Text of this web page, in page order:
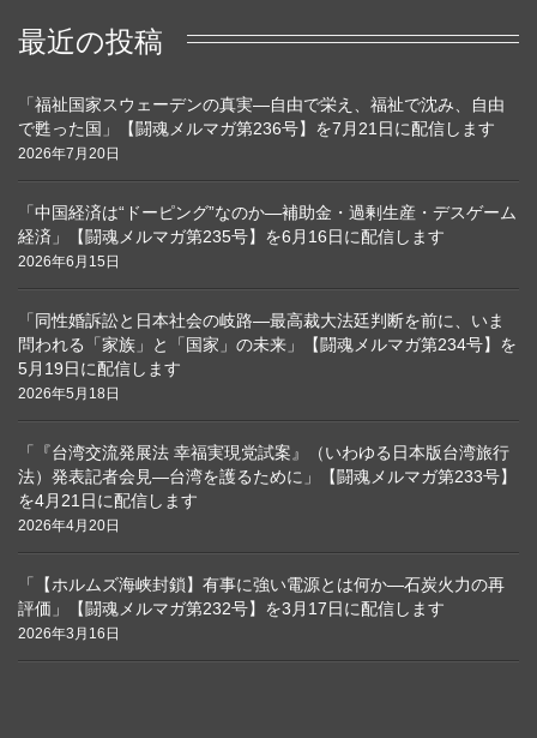
最近の投稿
「福祉国家スウェーデンの真実―自由で栄え、福祉で沈み、自由
で甦った国」【闘魂メルマガ第236号】を7月21日に配信します
2026年7月20日
「中国経済は“ドーピング”なのか―補助金・過剰生産・デスゲーム
経済」【闘魂メルマガ第235号】を6月16日に配信します
2026年6月15日
「同性婚訴訟と日本社会の岐路―最高裁大法廷判断を前に、いま
問われる「家族」と「国家」の未来」【闘魂メルマガ第234号】を
5月19日に配信します
2026年5月18日
「『台湾交流発展法 幸福実現党試案』（いわゆる日本版台湾旅行
法）発表記者会見―台湾を護るために」【闘魂メルマガ第233号】
を4月21日に配信します
2026年4月20日
「【ホルムズ海峡封鎖】有事に強い電源とは何か―石炭火力の再
評価」【闘魂メルマガ第232号】を3月17日に配信します
2026年3月16日